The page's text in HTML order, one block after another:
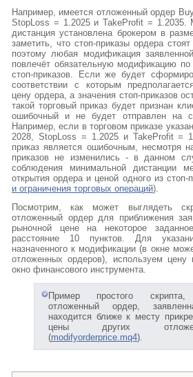
Например, имеется отложенный ордер
StopLoss = 1.2025 и TakeProfit = 1.2035.
дистанция установлена брокером в
заметить, что стоп-приказы ордера
поэтому любая модификация
повлечёт обязательную модификацию
стоп-приказов. Если же будет
соответствии с которым
цену ордера, а значения стоп-приказов
такой торговый приказ будет признан
ошибочный и не будет отправлен на
Например, если в торговом приказе
2028, StopLoss = 1.2025 и TakeProfit =
приказ является ошибочным, несмотря
приказов не изменились - в данном
соблюдения минимальной дистанции
открытия ордера и ценой одного из стоп-
и ограничения торговых операций).
Посмотрим, как может выглядеть
отложенный ордер для приближения
рыночной цене на некоторое
расстояние 10 пунктов. Для
назначенного к модификации (в окне
отложенных ордеров), используем цену
окно финансового инструмента.
Пример простого скрипта,
отложенный ордер,
находится ближе к месту
цены других
(modifyorderprice.mq4).